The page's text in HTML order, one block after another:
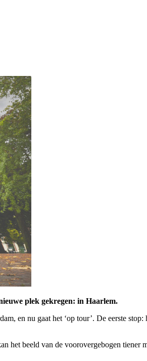
plek gekregen: in Haarlem.
en nu gaat het ‘op tour’. De eerste
het beeld van de voorovergebogen tiener